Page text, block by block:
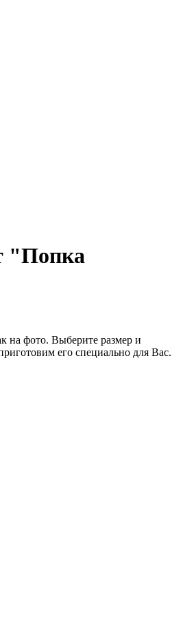
"Попка
на фото. Выберите размер и
его специально для Вас.